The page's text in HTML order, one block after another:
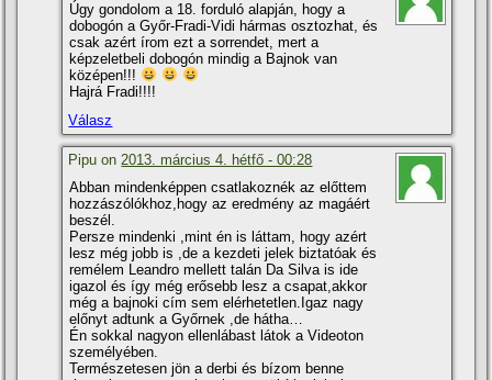
Úgy gondolom a 18. forduló alapján, hogy a
dobogón a Győr-Fradi-Vidi hármas osztozhat, és
csak azért í­rom ezt a sorrendet, mert a
képzeletbeli dobogón mindig a Bajnok van
középen!!!
Hajrá Fradi!!!!
Válasz
Pipu on2013. március 4. hétfő - 00:28
Abban mindenképpen csatlakoznék az előttem
hozzászólókhoz,hogy az eredmény az magáért
beszél.
Persze mindenki ,mint én is láttam, hogy azért
lesz még jobb is ,de a kezdeti jelek biztatóak és
remélem Leandro mellett talán Da Silva is ide
igazol és í­gy még erősebb lesz a csapat,akkor
még a bajnoki cí­m sem elérhetetlen.Igaz nagy
előnyt adtunk a Győrnek ,de hátha…
Én sokkal nagyon ellenlábast látok a Videoton
személyében.
Természetesen jön a derbi és bí­zom benne